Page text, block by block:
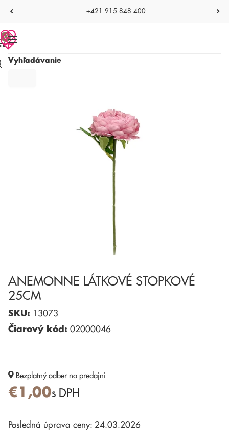
+421 915 848 400
Vyhľadávanie
0
ANEMONNE LÁTKOVÉ STOPKOVÉ
25CM
SKU: 13073
Čiarový kód: 02000046
Bezplatný odber na predajni
€1,00s DPH
Posledná úprava ceny: 24.03.2026